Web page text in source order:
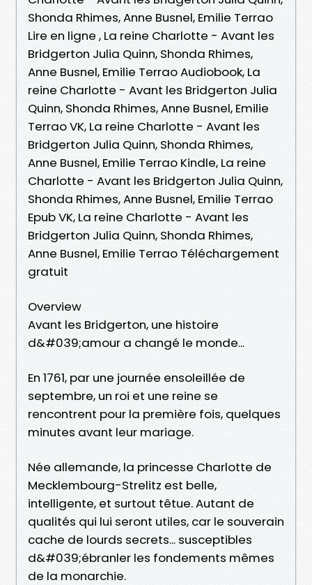
Shonda Rhimes, Anne Busnel, Emilie Terrao
Lire en ligne , La reine Charlotte - Avant les
Bridgerton Julia Quinn, Shonda Rhimes,
Anne Busnel, Emilie Terrao Audiobook, La
reine Charlotte - Avant les Bridgerton Julia
Quinn, Shonda Rhimes, Anne Busnel, Emilie
Terrao VK, La reine Charlotte - Avant les
Bridgerton Julia Quinn, Shonda Rhimes,
Anne Busnel, Emilie Terrao Kindle, La reine
Charlotte - Avant les Bridgerton Julia Quinn,
Shonda Rhimes, Anne Busnel, Emilie Terrao
Epub VK, La reine Charlotte - Avant les
Bridgerton Julia Quinn, Shonda Rhimes,
Anne Busnel, Emilie Terrao Téléchargement
gratuit
Overview
Avant les Bridgerton, une histoire
d&#039;amour a changé le monde...
En 1761, par une journée ensoleillée de
septembre, un roi et une reine se
rencontrent pour la première fois, quelques
minutes avant leur mariage.
Née allemande, la princesse Charlotte de
Mecklembourg-Strelitz est belle,
intelligente, et surtout têtue. Autant de
qualités qui lui seront utiles, car le souverain
cache de lourds secrets... susceptibles
d&#039;ébranler les fondements mêmes
de la monarchie.